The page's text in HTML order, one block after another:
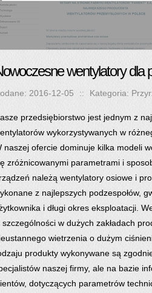
wentylatory dla
2016-12-05 :: Kategoria:
przedsiębiorstwo jest jednym z
wykorzystywanych w
naszej ofercie dominuje kilka modeli
zróżnicowanymi parametrami i
należą wentylatory osiowe i
z najlepszych podzespołów,
i długi okres eksploatacji.
szczególności w dużych zakładach
wietrzenia o dużym
produkty wykonywane są
naszej firmy, ale na bazie
dotyczących parametrów